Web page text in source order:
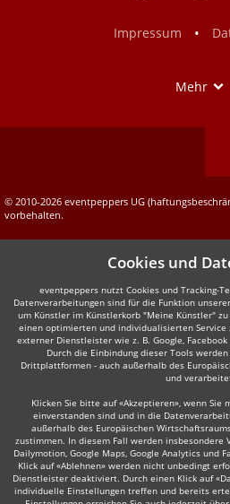
Impressum
•
Mehr
© 2010-2026 eventpeppers UG
vorbehalten.
Cookies und
eventpeppers nutzt Cookies und Tracking-
Datenverarbeitungen sind für die Funktion
um Künstler im Künstlerkorb "Meine Künstler"
einen optimierten und individualisierten Service
externer Dienstleister wie z. B. Google,
Durch die Einbindung dieser Tools
Drittplattformen - auch außerhalb des
und
Klicken Sie bitte auf «Akzeptieren», wenn Sie
einverstanden sind und in die
außerhalb des Europäischen
zustimmen. In diesem Fall werden insbesondere
Dailymotion, Google Maps, Google Analytics und
Klick auf «Ablehnen» werden nicht unbedingt
Dienstleister deaktiviert. Durch einen Klick auf
individuelle Einstellungen treffen und bereits